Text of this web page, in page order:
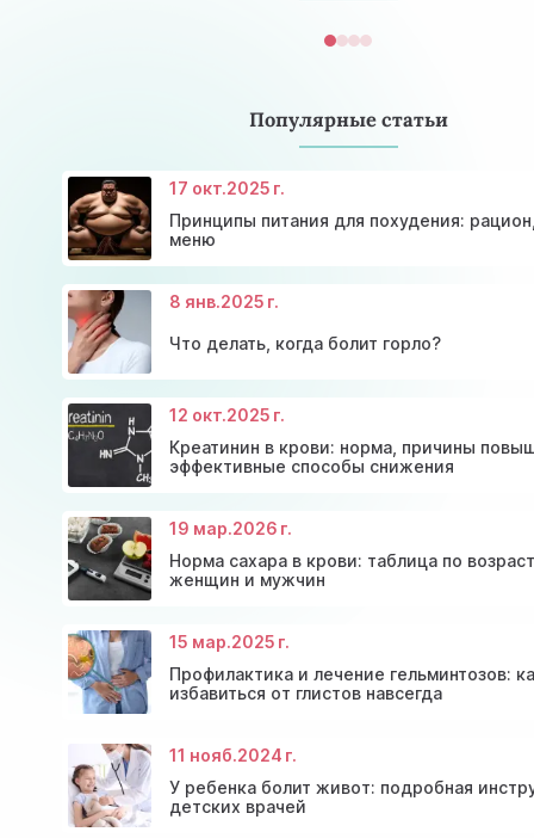
Скидки и акции на массаж в Киеве
Консультация эндокринолога и диагностика
щитовидной железы
Диагностика щитовидной железы
Акция: 20% скидки на консультации врачей!
Популярные статьи
17 окт.2025 г.
Принципы питания для похудения:
меню
8 янв.2025 г.
Что делать, когда болит горло?
12 окт.2025 г.
Креатинин в крови: норма, причины
эффективные способы снижения
19 мар.2026 г.
Норма сахара в крови: таблица по
женщин и мужчин
15 мар.2025 г.
Профилактика и лечение гельминтозов:
избавиться от глистов навсегда
11 нояб.2024 г.
У ребенка болит живот: подробная
детских врачей